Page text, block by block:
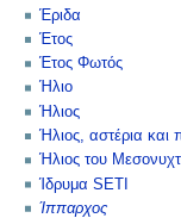
Έριδα
Έτος
Έτος Φωτός
Ήλιο
Ήλιος
Ήλιος, αστέρια και
Ήλιος του
Ίδρυμα SETI
Ίππαρχος